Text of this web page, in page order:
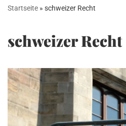
Startseite » schweizer Recht
schweizer Recht